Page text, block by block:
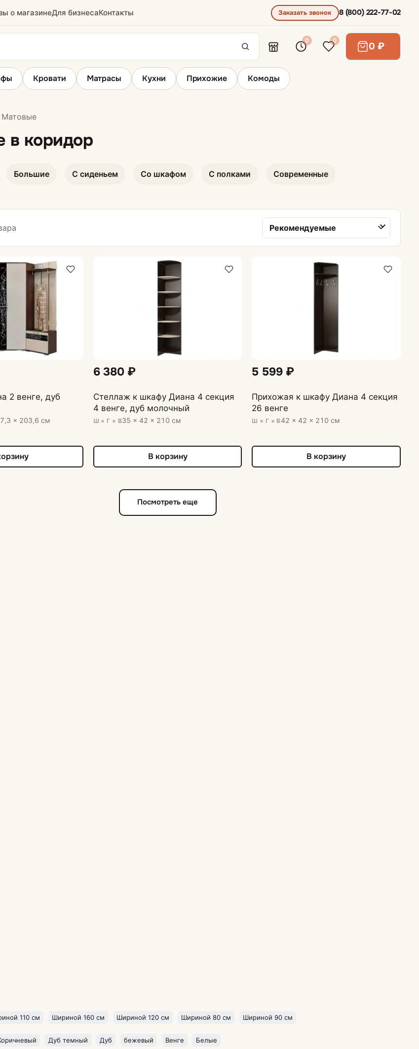
о магазинеДля бизнесаКонтакты Заказать звонок 8 (800) 222-77-02
0 0 0 ₽
Кровати Матрасы Кухни Прихожие Комоды
Матовые
в коридор
Большие С сиденьем Со шкафом С полками Современные
Сортировка товаров
2 венге, дуб
× 203,6 см
6 380 ₽
Стеллаж к шкафу Диана 4 секция
4 венге, дуб молочный
Ш × Г × В35 × 42 × 210 см
В корзину
5 599 ₽
Прихожая к шкафу Диана 4 секция
26 венге
Ш × Г × В42 × 42 × 210 см
В корзину
Посмотреть еще
110 см Шириной 160 см Шириной 120 см Шириной 80 см Шириной 90 см
Дуб темный Дуб бежевый Венге Белые